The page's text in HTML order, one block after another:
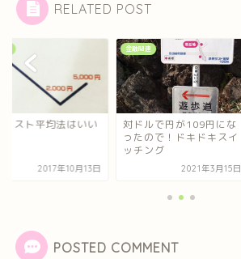
RELATED POST
コスト平均法はいい
2017年10月13日
金融関連
対ドルで円が109円にな
ったので！ドキドキスイ
ッチング
2021年3月15日
POSTED COMMENT